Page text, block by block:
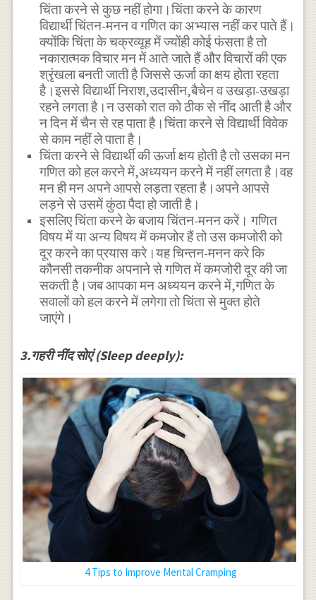
चिंता करने से कुछ नहीं होगा।चिंता करने के कारण
विद्यार्थी चिंतन-मनन व गणित का अभ्यास नहीं कर पाते हैं।
क्योंकि चिंता के चक्रव्यूह में ज्योंही कोई फंसता है तो
नकारात्मक विचार मन में आते जाते हैं और विचारों की एक
श्रृंखला बनती जाती है जिससे ऊर्जा का क्षय होता रहता
है।इससे विद्यार्थी निराश,उदासीन,बैचेन व उखड़ा-उखड़ा
रहने लगता है।न उसको रात को ठीक से नींद आती है और
न दिन में चैन से रह पाता है।चिंता करने से विद्यार्थी विवेक
से काम नहीं ले पाता है।
चिंता करने से विद्यार्थी की ऊर्जा क्षय होती है तो उसका मन
गणित को हल करने में,अध्ययन करने में नहीं लगता है।वह
मन ही मन अपने आपसे लड़ता रहता है।अपने आपसे
लड़ने से उसमें कुंठा पैदा हो जाती है।
इसलिए चिंता करने के बजाय चिंतन-मनन करें। गणित
विषय में या अन्य विषय में कमजोर हैं तो उस कमजोरी को
दूर करने का प्रयास करे।यह चिन्तन-मनन करे कि
कौनसी तकनीक अपनाने से गणित में कमजोरी दूर की जा
सकती है।जब आपका मन अध्ययन करने में,गणित के
सवालों को हल करने में लगेगा तो चिंता से मुक्त होते
जाएंगे।
3.गहरी नींद सोएं (Sleep deeply):
4 Tips to Improve Mental Cramping